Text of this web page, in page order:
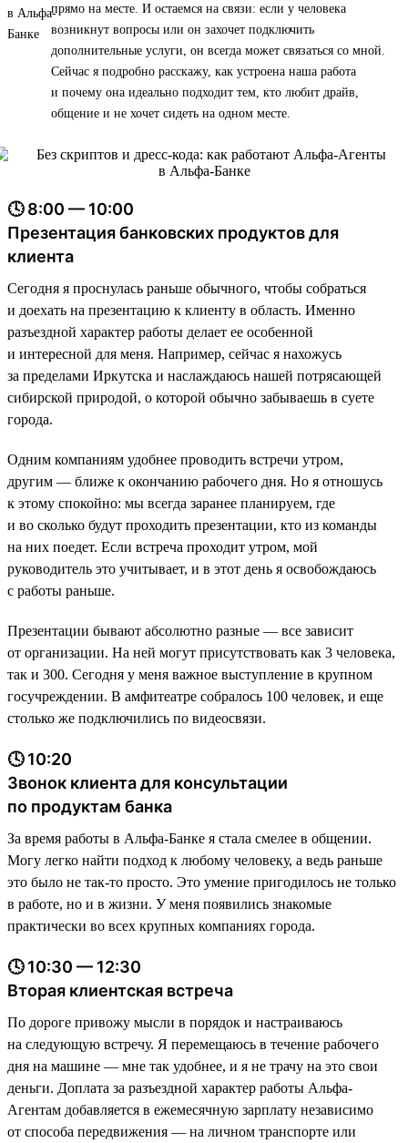
прямо на месте. И остаемся на связи: если у человека
возникнут вопросы или он захочет подключить
дополнительные услуги, он всегда может связаться со мной.
Сейчас я подробно расскажу, как устроена наша работа
и почему она идеально подходит тем, кто любит драйв,
общение и не хочет сидеть на одном месте.
🕓 8:00 — 10:00
Презентация банковских продуктов для
клиента
Сегодня я проснулась раньше обычного, чтобы собраться
и доехать на презентацию к клиенту в область. Именно
разъездной характер работы делает ее особенной
и интересной для меня. Например, сейчас я нахожусь
за пределами Иркутска и наслаждаюсь нашей потрясающей
сибирской природой, о которой обычно забываешь в суете
города.
Одним компаниям удобнее проводить встречи утром,
другим — ближе к окончанию рабочего дня. Но я отношусь
к этому спокойно: мы всегда заранее планируем, где
и во сколько будут проходить презентации, кто из команды
на них поедет. Если встреча проходит утром, мой
руководитель это учитывает, и в этот день я освобождаюсь
с работы раньше.
Презентации бывают абсолютно разные — все зависит
от организации. На ней могут присутствовать как 3 человека,
так и 300. Сегодня у меня важное выступление в крупном
госучреждении. В амфитеатре собралось 100 человек, и еще
столько же подключились по видеосвязи.
🕓 10:20
Звонок клиента для консультации
по продуктам банка
За время работы в Альфа-Банке я стала смелее в общении.
Могу легко найти подход к любому человеку, а ведь раньше
это было не так-то просто. Это умение пригодилось не только
в работе, но и в жизни. У меня появились знакомые
практически во всех крупных компаниях города.
🕓 10:30 — 12:30
Вторая клиентская встреча
По дороге привожу мысли в порядок и настраиваюсь
на следующую встречу. Я перемещаюсь в течение рабочего
дня на машине — мне так удобнее, и я не трачу на это свои
деньги. Доплата за разъездной характер работы Альфа-
Агентам добавляется в ежемесячную зарплату независимо
от способа передвижения — на личном транспорте или